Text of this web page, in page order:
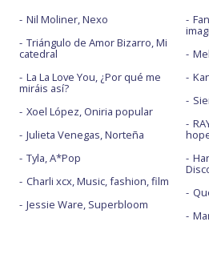
Nil Moliner, Nexo
Triángulo de Amor Bizarro, Mi
catedral
La La Love You, ¿Por qué me
miráis así?
Xoel López, Oniria popular
Julieta Venegas, Norteña
Tyla, A*Pop
Charli xcx, Music, fashion, film
Jessie Ware, Superbloom